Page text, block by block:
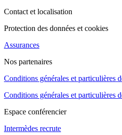
Contact et localisation
Protection des données et cookies
Assurances
Nos partenaires
Conditions générales et particulières
Conditions générales et particulières
Espace conférencier
Intermèdes recrute